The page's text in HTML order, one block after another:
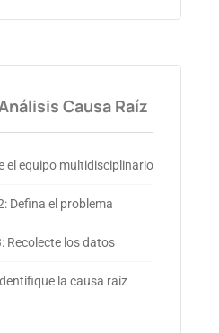
Causa Raíz
el equipo multidisciplinario
Defina el problema
Recolecte los datos
la causa raíz